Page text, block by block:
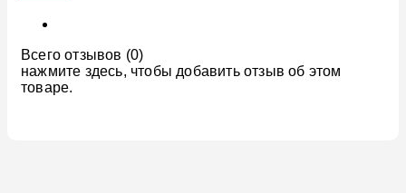
Всего отзывов (0)
нажмите здесь, чтобы добавить отзыв об этом
товаре.